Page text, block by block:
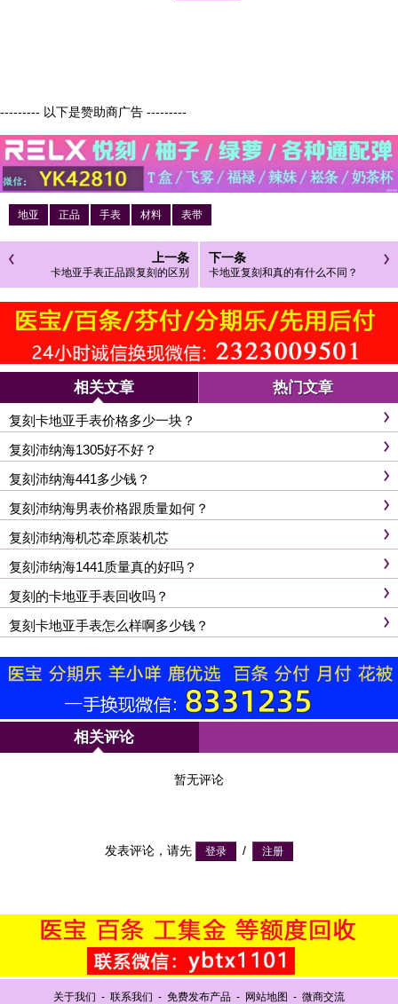
--------- 以下是赞助商广告 ---------
地亚 正品 手表 材料 表带
上一条
卡地亚手表正品跟复刻的区别
下一条
卡地亚复刻和真的有什么不同？
相关文章 热门文章
复刻卡地亚手表价格多少一块？
复刻沛纳海1305好不好？
复刻沛纳海441多少钱？
复刻沛纳海男表价格跟质量如何？
复刻沛纳海机芯牵原装机芯
复刻沛纳海1441质量真的好吗？
复刻的卡地亚手表回收吗？
复刻卡地亚手表怎么样啊多少钱？
相关评论
暂无评论
发表评论，请先 /
关于我们 - 联系我们 - 免费发布产品 - 网站地图 - 微商交流